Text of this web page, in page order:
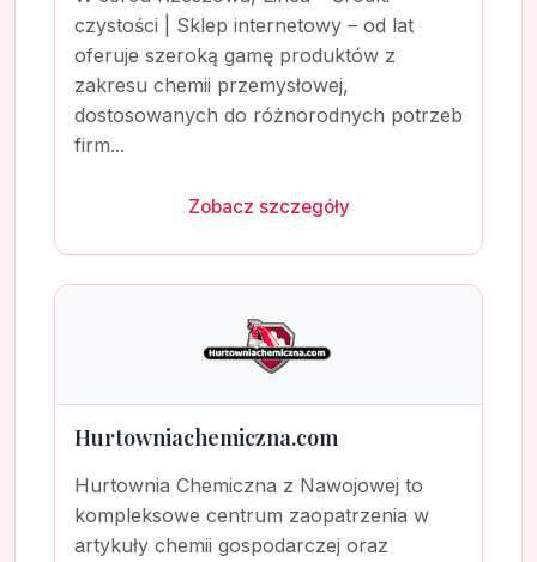
czystości | Sklep internetowy – od lat
oferuje szeroką gamę produktów z
zakresu chemii przemysłowej,
dostosowanych do różnorodnych potrzeb
firm...
Zobacz szczegóły
Hurtowniachemiczna.com
Hurtownia Chemiczna z Nawojowej to
kompleksowe centrum zaopatrzenia w
artykuły chemii gospodarczej oraz